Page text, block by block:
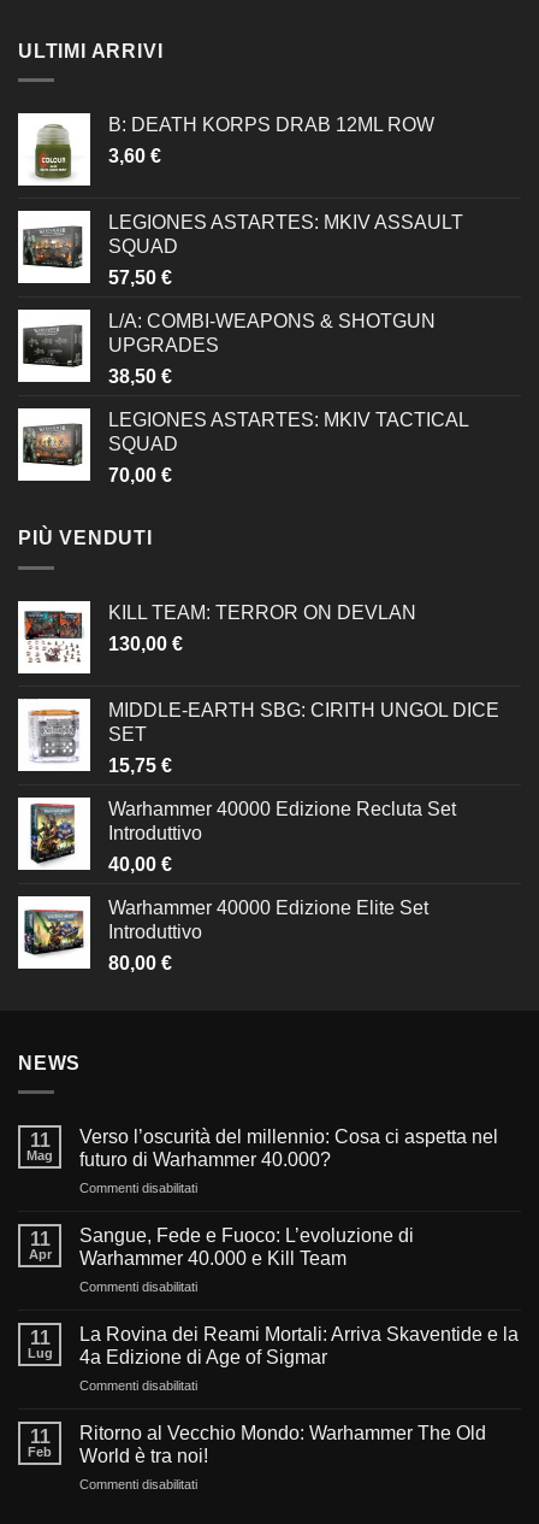
ULTIMI ARRIVI
B: DEATH KORPS DRAB 12ML ROW
3,60 €
LEGIONES ASTARTES: MKIV ASSAULT
SQUAD
57,50 €
L/A: COMBI-WEAPONS & SHOTGUN
UPGRADES
38,50 €
LEGIONES ASTARTES: MKIV TACTICAL
SQUAD
70,00 €
PIÙ VENDUTI
KILL TEAM: TERROR ON DEVLAN
130,00 €
MIDDLE-EARTH SBG: CIRITH UNGOL DICE
SET
15,75 €
Warhammer 40000 Edizione Recluta Set
Introduttivo
40,00 €
Warhammer 40000 Edizione Elite Set
Introduttivo
80,00 €
NEWS
11
Mag
Verso l’oscurità del millennio: Cosa ci aspetta nel
futuro di Warhammer 40.000?
Commenti disabilitatisu
l’oscurità
del
millennio:
Cosa
aspetta
nel
futuro
di
40.000?
11
Apr
Sangue, Fede e Fuoco: L’evoluzione di
Warhammer 40.000 e Kill Team
Commenti disabilitatisu
Fede
e
Fuoco:
L’evoluzione
Warhammer
40.000
Kill
11
Lug
La Rovina dei Reami Mortali: Arriva Skaventide e la
4a Edizione di Age of Sigmar
Commenti disabilitatisu
Rovina
dei
Reami
Mortali:
11
Feb
Ritorno al Vecchio Mondo: Warhammer The Old
World è tra noi!
Commenti disabilitatisu